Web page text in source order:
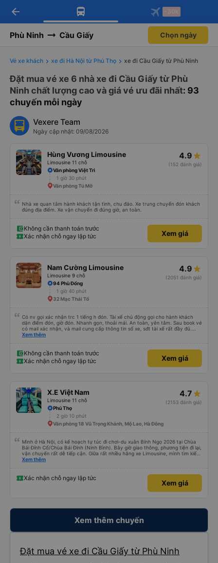
Tải app Vexere ngay!
Nhận ưu đãi thành viên độc
Mở app
Tải app Vexere
-30k/ghế khi đặt vé máy bay qua
Mở app
arrow_back -30k
Phù Ninh Cầu Giấy Chọn ngày
Vé xe khách xe đi Hà Nội từ Phú Thọ xe đi Cầu Giấy từ Phù Ninh
Đặt mua vé xe 6 nhà xe đi Cầu Giấy từ Phù
Ninh chất lượng cao và giá vé ưu đãi nhất: 93
chuyến mỗi ngày
Vexere Team
Ngày cập nhật: 09/08/2026
Hùng Vương Limousine
Limousine 11 chỗ
4.9
(152 đánh giá)
Văn phòng Việt Trì
1 giờ 30 phút
Văn phòng Tú Mỡ
Nhà xe quan tâm hành khách tận tình, chu đáo. Xe trung chuyển đón khách
đúng địa điểm. Xe vận chuyển đi đúng giờ, an toàn.
Không cần thanh toán trước
Xác nhận chỗ ngay lập tức
Xem giá
Nam Cường Limousine
Limousine 9 chỗ
4.9
(2051 đánh giá)
94 Phù Đổng
1 giờ 40 phút
32 Mạc Thái Tổ
Có nv gọi xác nhận trc 1 tiếng h đón. Tài xế chủ động gọi cho hành khách
dặn điểm đón, giờ đón. Nhanh gọn, thoải mái. An toàn, yên tâm. Sau book vé
có mail xác nhận, và mail cung cấp thông tin số xe, sđt tài xế rất đầy đủ.
Mình khá hài lòng và yên tâm.
Xem thêm
Không cần thanh toán trước
Xác nhận chỗ ngay lập tức
Xem giá
X.E Việt Nam
Limousine 11 chỗ
4.7
(2153 đánh giá)
Phú Thọ
2 giờ 10 phút
Văn phòng 18 Vũ Trọng Khánh, Mộ Lao, Hà Đông
Mình ở Hà Nội, có kế hoạch tự túc đi chơi-du xuân Bính Ngọ 2026 tại Chùa
Bái Đính Cổ/Chùa Bái Đính (Ninh Bình). Bây giờ giao thông, phương tiện đi lại,
vận chuyển rất dễ tiếp cận. Giữa rất nhiều hãng xe Limousine, mình tìm kiếm
trên Vexere và chốt được lịch phù hợp với hãng xe X.E Việt Nam. Giá vé lượt
phường Hoa Lư đến Chùa Bái Đính, phường Tây Hoa Lư khoảng cách là
~20km, hãng nhiệt tình đưa đón dù chỉ là 1 người, đưa đón 2 chiều bằng xe
trung chuyển với khoảng cách tổng là 40km mà phí thu thêm chỉ có
Xem thêm
Xác nhận chỗ ngay lập tức
Xem giá
Xem thêm chuyến
Đặt mua vé xe đi Cầu Giấy từ Phù Ninh